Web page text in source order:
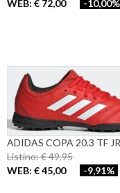
WEB: € 72,00
-10,00%
ADIDAS COPA 20.3 TF
Listino: € 49,95
WEB: € 45,00
-9,91%